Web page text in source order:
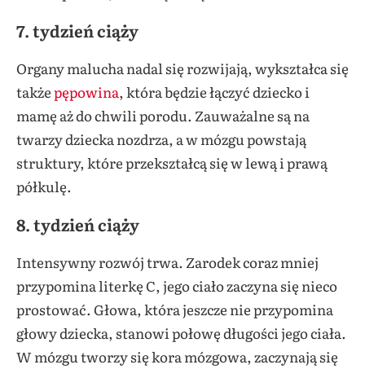
7. tydzień ciąży
Organy malucha nadal się rozwijają, wykształca się
takżepępowina, która będzie łączyć dziecko i
mamę aż do chwili porodu. Zauważalne są na
twarzy dziecka nozdrza, a w mózgu powstają
struktury, które przekształcą się w lewą i prawą
półkulę.
8. tydzień ciąży
Intensywny rozwój trwa. Zarodek coraz mniej
przypomina literkę C, jego ciało zaczyna się nieco
prostować. Głowa, która jeszcze nie przypomina
głowy dziecka, stanowi połowę długości jego ciała.
W mózgu tworzy się kora mózgowa, zaczynają się